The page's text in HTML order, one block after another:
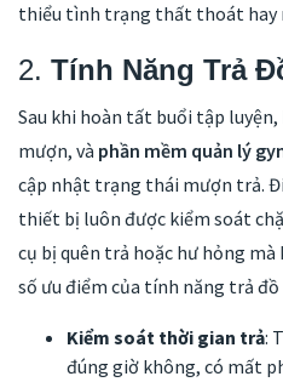
thiểu tình trạng thất thoát hay
2. Tính Năng Trả
Sau khi hoàn tất buổi tập
mượn, và phần mềm quản lý
cập nhật trạng thái mượn trả.
thiết bị luôn được kiểm soát
cụ bị quên trả hoặc hư hỏng
số ưu điểm của tính năng trả đồ
Kiểm soát thời gian trả:
đúng giờ không, có mất